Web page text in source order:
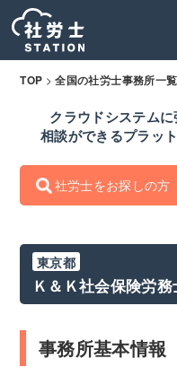
TOP >全国の社労士事務所一覧
クラウドシステムに
相談ができるプラッ
社労士をお探しの方
東京都
Ｋ＆Ｋ社会保険労
事務所基本情報